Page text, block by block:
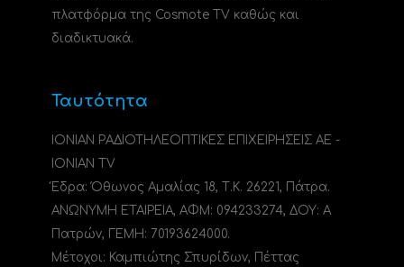
πλατφόρμα της Cosmote TV καθώς και
διαδικτυακά.
Ταυτότητα
ΙΟΝΙΑΝ ΡΑΔΙΟΤΗΛΕΟΠΤΙΚΕΣ ΕΠΙΧΕΙΡΗΣΕΙΣ ΑΕ -
IONIAN TV
Έδρα: Όθωνος Αμαλίας 18, Τ.Κ. 26221, Πάτρα.
ΑΝΩΝΥΜΗ ΕΤΑΙΡΕΙΑ, ΑΦΜ: 094233274, ΔΟΥ: A
Πατρών, ΓΕΜΗ: 70193624000.
Μέτοχοι: Καμπιώτης Σπυρίδων, Πέττας